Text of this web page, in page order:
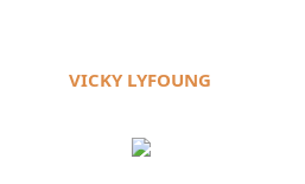
VICKY LYFOUNG